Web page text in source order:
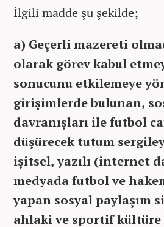
İlgili madde şu şekilde;
a) Geçerli mazereti
olarak görev kabul
sonucunu etkilemeye
girişimlerde bulunan,
davranışları ile futbol
düşürecek tutum
işitsel, yazılı (internet
medyada futbol ve
yapan sosyal paylaşım
ahlaki ve sportif kültüre